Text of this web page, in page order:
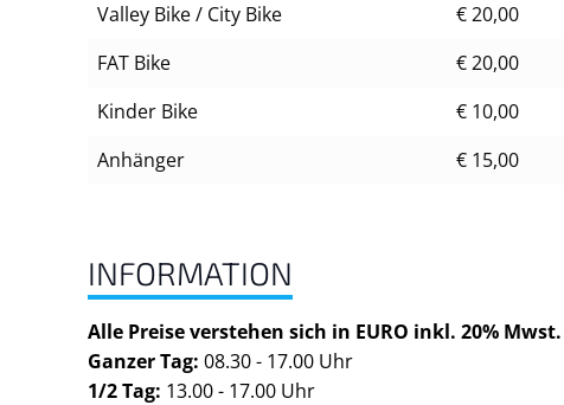
Valley Bike / City Bike
€ 20,00
FAT Bike
€ 20,00
Kinder Bike
€ 10,00
Anhänger
€ 15,00
INFORMATION
Alle Preise verstehen sich in EURO inkl. 20% Mwst.
Ganzer Tag:08.30 - 17.00 Uhr
1/2 Tag: 13.00 - 17.00 Uhr